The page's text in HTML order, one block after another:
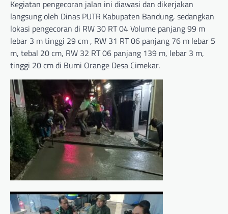
Kegiatan pengecoran jalan ini diawasi dan dikerjakan
langsung oleh Dinas PUTR Kabupaten Bandung, sedangkan
lokasi pengecoran di RW 30 RT 04 Volume panjang 99 m
lebar 3 m tinggi 29 cm , RW 31 RT 06 panjang 76 m lebar 5
m, tebal 20 cm, RW 32 RT 06 panjang 139 m, lebar 3 m,
tinggi 20 cm di Bumi Orange Desa Cimekar.